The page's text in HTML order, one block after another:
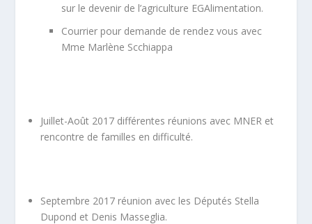
sur le devenir de l’agriculture EGAlimentation.
Courrier pour demande de rendez vous avec
Mme Marlène Scchiappa
Juillet-Août 2017 différentes réunions avec MNER et
rencontre de familles en difficulté.
Septembre 2017 réunion avec les Députés Stella
Dupond et Denis Masseglia.